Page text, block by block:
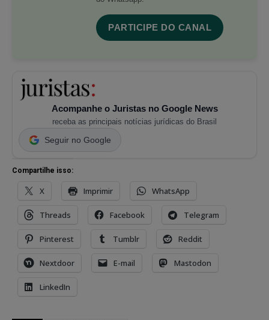
PARTICIPE DO CANAL
Acompanhe o Juristas no Google News
receba as principais notícias jurídicas do Brasil
Seguir no Google
Compartilhe isso:
X Imprimir WhatsApp
Threads Facebook Telegram
Pinterest Tumblr Reddit
Nextdoor E-mail Mastodon
LinkedIn